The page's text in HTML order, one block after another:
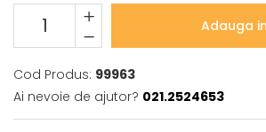
Sine si sisteme sină
Sină trifazică
Iluminat pentru bucatarie
Accesorii
Spoturi subacvatice
Solare
Accesorii
Aplice
Bolarzi
Adauga
Cod Produs: 99963
Ai nevoie de ajutor? 021.2524653